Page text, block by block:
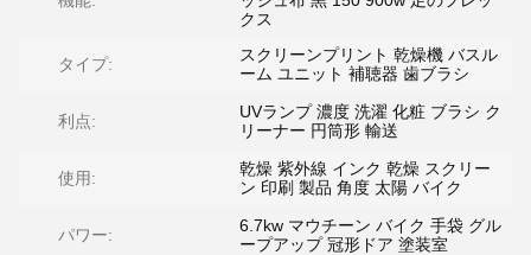
クス
タイプ:
スクリーンプリント 乾燥機 バスル
ーム ユニット 補聴器 歯ブラシ
利点:
UVランプ 濃度 洗濯 化粧 ブラシ ク
リーナー 円筒形 輸送
使用:
乾燥 紫外線 インク 乾燥 スクリー
ン 印刷 製品 角度 太陽 バイク
パワー:
6.7kw マウチーン バイク 手袋 グル
ープアップ 冠形ドア 塗装室